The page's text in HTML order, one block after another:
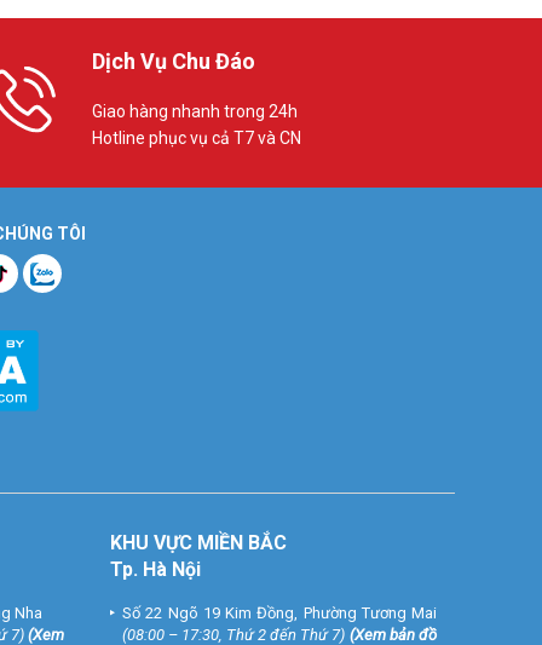
Dịch Vụ Chu Đáo
Giao hàng nhanh trong 24h
Hotline phục vụ cả T7 và CN
TÔI
Nha
7)(Xem
KHU VỰC MIỀN BẮC
Tp. Hà Nội
Số 22 Ngõ 19 Kim Đồng, Phường Tương Mai
(08:00 – 17:30, Thứ 2 đến Thứ 7) (Xem bản đồ